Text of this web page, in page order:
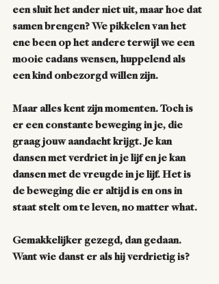
een sluit het ander niet uit, maar hoe dat
samen brengen? We pikkelen van het
ene been op het andere terwijl we een
mooie cadans wensen, huppelend als
een kind onbezorgd willen zijn.
Maar alles kent zijn momenten. Toch is
er een constante beweging in je, die
graag jouw aandacht krijgt. Je kan
dansen met verdriet in je lijf en je kan
dansen met de vreugde in je lijf. Het is
de beweging die er altijd is en ons in
staat stelt om te leven, no matter what.
Gemakkelijker gezegd, dan gedaan.
Want wie danst er als hij verdrietig is?